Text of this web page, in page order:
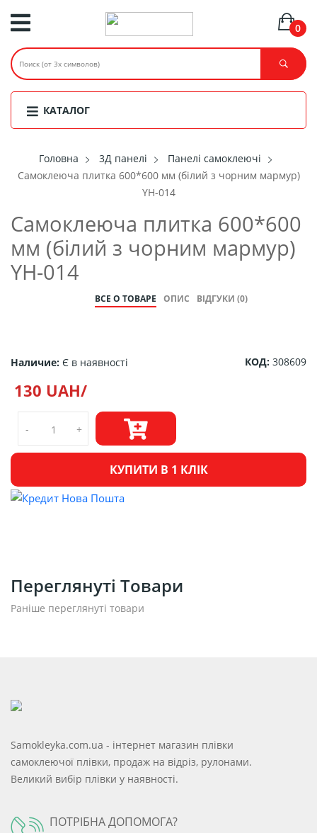
0
КАТАЛОГ
Головнa 3Д панелі
Панелі самоклеючі
Самоклеюча плитка 600*600 мм (білий з чорним мармур)
YH-014
Самоклеюча плитка 600*600
мм (білий з чорним мармур)
YH-014
ВСЕ О ТОВАРЕ ОПИС ВІДГУКИ (0)
Наличие: Є в наявності КОД: 308609
130 UAH/
- +
КУПИТИ В 1 КЛІК
Переглянуті Товари
Раніше переглянуті товари
Samokleyka.com.ua - інтернет магазин плівки
самоклеючої плівки, продаж на відріз, рулонами.
Великий вибір плівки у наявності.
ПОТРІБНА ДОПОМОГА?